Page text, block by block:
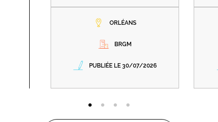
ORLÉANS
BRGM
PUBLIÉE LE 30/07/2026